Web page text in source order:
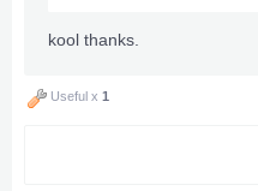
kool thanks.
Useful x 1